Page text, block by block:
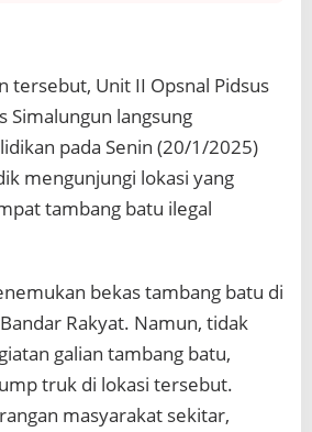
tersebut, Unit II Opsnal Pidsus
Simalungun langsung
pada Senin (20/1/2025)
mengunjungi lokasi yang
tambang batu ilegal
bekas tambang batu di
Rakyat. Namun, tidak
galian tambang batu,
truk di lokasi tersebut.
masyarakat sekitar,